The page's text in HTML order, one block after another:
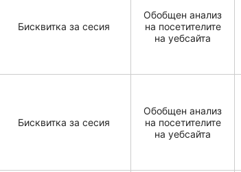
Бисквитка за сесия
Обобщен анализ
на посетителите
на уебсайта
Бисквитка за сесия
Обобщен анализ
на посетителите
на уебсайта